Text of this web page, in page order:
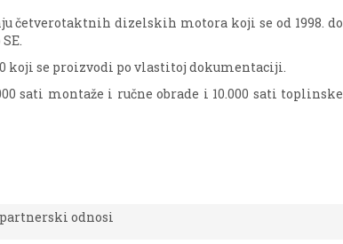
dizelskih motora koji se od 1998. do
koji se proizvodi po vlastitoj dokumentaciji.
sati montaže i ručne obrade i 10.000 sati toplinske
partnerski odnosi